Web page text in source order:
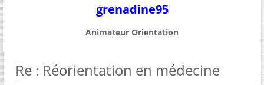
grenadine95
Animateur Orientation
Re : Réorientation en médecine